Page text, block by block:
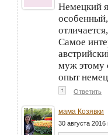
Немецкий
Самое
муж этому
опыт
↑ Ответить
мама Козявки
30 августа 2016